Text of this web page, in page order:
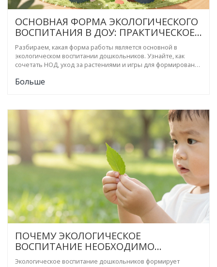
ОСНОВНАЯ ФОРМА ЭКОЛОГИЧЕСКОГО
ВОСПИТАНИЯ В ДОУ: ПРАКТИЧЕСКОЕ
РУКОВОДСТВО ДЛЯ ПЕДАГОГОВ
Разбираем, какая форма работы является основной в
экологическом воспитании дошкольников. Узнайте, как
сочетать НОД, уход за растениями и игры для формирования
Больше
ПОЧЕМУ ЭКОЛОГИЧЕСКОЕ
ВОСПИТАНИЕ НЕОБХОДИМО
НАЧИНАТЬ С ДОШКОЛЬНОГО
Экологическое воспитание дошкольников формирует